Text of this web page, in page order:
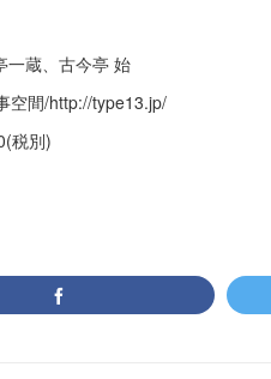
一蔵、古今亭 始
空間/http://type13.jp/
税別)